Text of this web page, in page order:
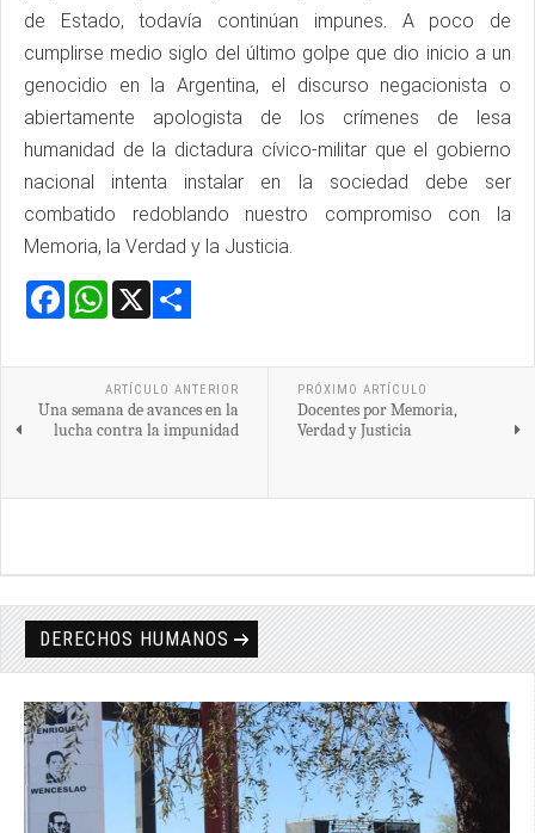
de Estado, todavía continúan impunes. A poco de
cumplirse medio siglo del último golpe que dio inicio a un
genocidio en la Argentina, el discurso negacionista o
abiertamente apologista de los crímenes de lesa
humanidad de la dictadura cívico-militar que el gobierno
nacional intenta instalar en la sociedad debe ser
combatido redoblando nuestro compromiso con la
Memoria, la Verdad y la Justicia.
Facebook
WhatsApp
ARTÍCULO ANTERIOR
Una semana de avances en la
lucha contra la impunidad
PRÓXIMO ARTÍCULO
Docentes por Memoria,
Verdad y Justicia
DERECHOS HUMANOS